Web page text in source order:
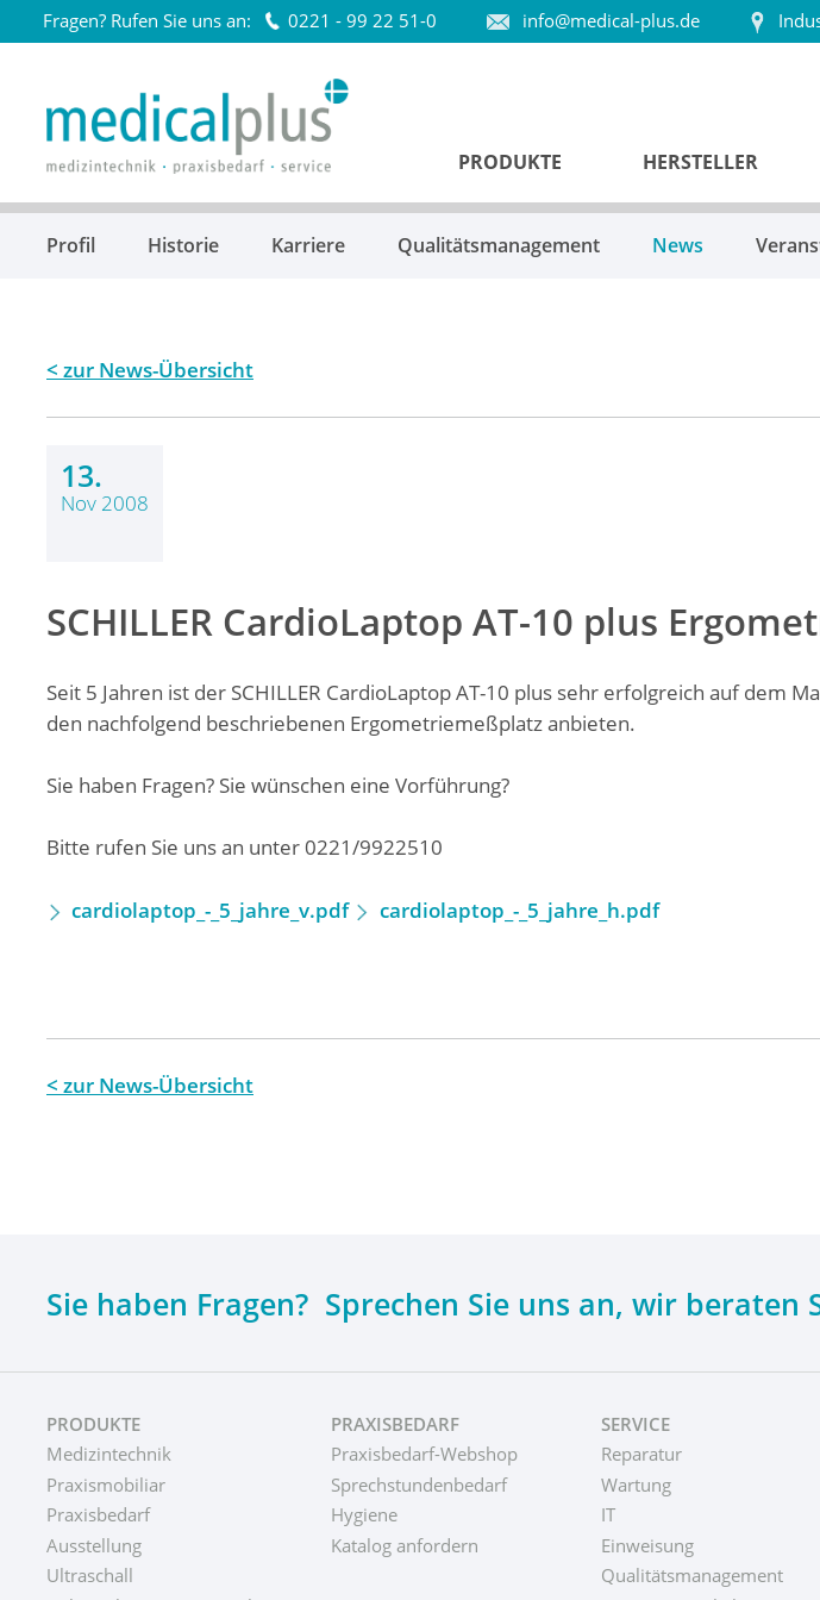
Fragen? Rufen Sie uns an: 0221 - 99 22 51-0 info@medical-plus.de
PRODUKTE HERSTELLER
Profil Historie Karriere Qualitätsmanagement News
zur News-Übersicht
13.
Nov 2008
SCHILLER CardioLaptop AT-10 plus
Seit 5 Jahren ist der SCHILLER CardioLaptop AT-10 plus sehr erfolgreich auf dem
den nachfolgend beschriebenen Ergometriemeßplatz anbieten.
Sie haben Fragen? Sie wünschen eine Vorführung?
Bitte rufen Sie uns an unter 0221/9922510
cardiolaptop_-_5_jahre_v.pdf cardiolaptop_-_5_jahre_h.pdf
zur News-Übersicht
Sie haben Fragen? Sprechen Sie uns an, wir beraten
PRODUKTE
Medizintechnik
Praxismobiliar
Praxisbedarf
Ausstellung
Ultraschall
PRAXISBEDARF
Praxisbedarf-Webshop
Sprechstundenbedarf
Hygiene
Katalog anfordern
SERVICE
Reparatur
Wartung
IT
Einweisung
Qualitätsmanagement